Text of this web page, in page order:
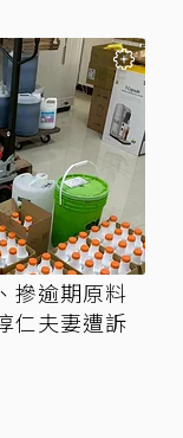
摻逾期原料
仁夫妻遭訴